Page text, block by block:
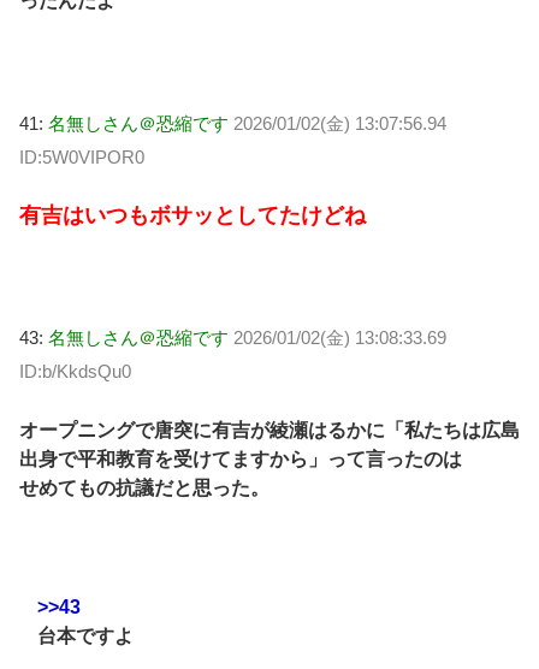
41: 名無しさん＠恐縮です 2026/01/02(金) 13:07:56.94
ID:5W0VIPOR0
有吉はいつもボサッとしてたけどね
43: 名無しさん＠恐縮です 2026/01/02(金) 13:08:33.69
ID:b/KkdsQu0
オープニングで唐突に有吉が綾瀬はるかに「私たちは広島
出身で平和教育を受けてますから」って言ったのは
せめてもの抗議だと思った。
>>43
台本ですよ